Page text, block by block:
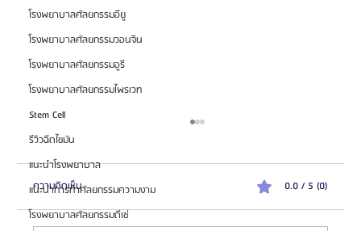
โรงพยาบาลศัลยกรรมอียู
โรงพยาบาลศัลยกรรมวอนจิน
โรงพยาบาลศัลยกรรมอูรี
โรงพยาบาลศัลยกรรมไพรเวท
Stem Cell
รีวิวฉีดไขมัน
แนะนำโรงพยาบาล
แนะนำการทำศัลยกรรมความงาม
โรงพยาบาลศัลยกรรมดีเซ่
ความคิดเห็น 0.0 / 5 (0)